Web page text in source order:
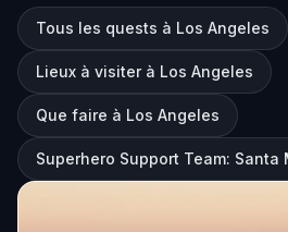
Tous les quests à Los Angeles
Lieux à visiter à Los Angeles
Que faire à Los Angeles
Superhero Support Team: Santa